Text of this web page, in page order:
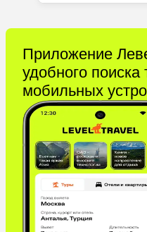
Приложение
удобного поиска
мобильных